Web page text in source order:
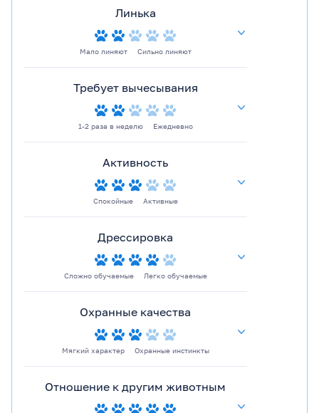
Линька
Мало линяют Сильно линяют
Требует вычесывания
1-2 раза в неделю Ежедневно
Активность
Спокойные Активные
Дрессировка
Сложно обучаемые Легко обучаемые
Охранные качества
Мягкий характер Охранные инстинкты
Отношение к другим животным